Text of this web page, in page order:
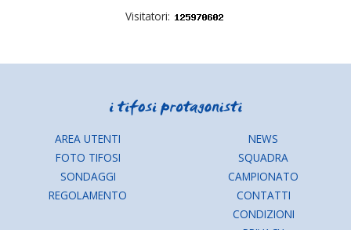
Visitatori:
AREA UTENTI
FOTO TIFOSI
SONDAGGI
REGOLAMENTO
NEWS
SQUADRA
CAMPIONATO
CONTATTI
CONDIZIONI